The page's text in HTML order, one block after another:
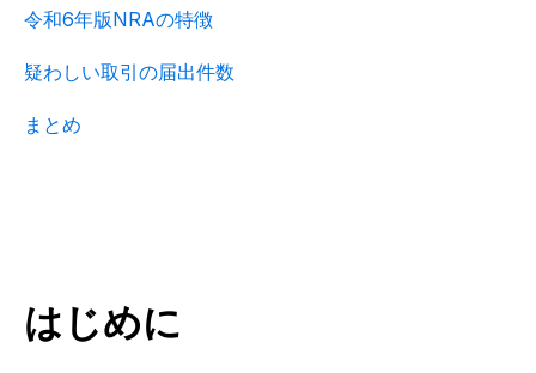
令和6年版NRAの特徴
疑わしい取引の届出件数
まとめ
はじめに